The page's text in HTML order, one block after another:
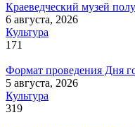
Краеведческий музей
6 августа, 2026
Культура
171
Формат проведения Дня
5 августа, 2026
Культура
319